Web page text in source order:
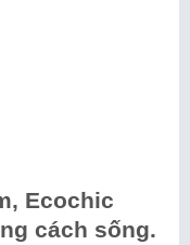
Ecochic
cách sống.